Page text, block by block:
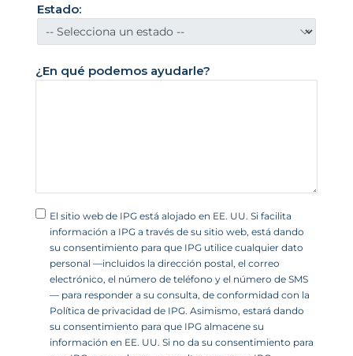
n
i
o
Estado:
¿En qué podemos ayudarle?
El sitio web de IPG está alojado en EE. UU. Si facilita
información a IPG a través de su sitio web, está dando
su consentimiento para que IPG utilice cualquier dato
personal —incluidos la dirección postal, el correo
electrónico, el número de teléfono y el número de SMS
— para responder a su consulta, de conformidad con la
Política de privacidad de IPG. Asimismo, estará dando
su consentimiento para que IPG almacene su
información en EE. UU. Si no da su consentimiento para